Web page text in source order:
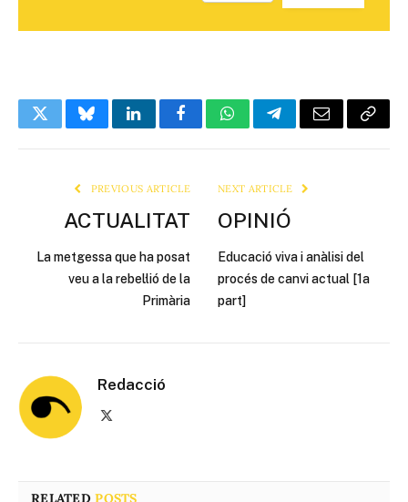
TwitterBlueskyLinkedInFacebookWhatsAppTelegramEmail Copy
PREVIOUS ARTICLE
ACTUALITAT
La metgessa que ha posat
veu a la rebel·lió de la
Primària
NEXT ARTICLE
OPINIÓ
Educació viva i anàlisi del
procés de canvi actual [1a
part]
Redacció
RELATEDPOSTS